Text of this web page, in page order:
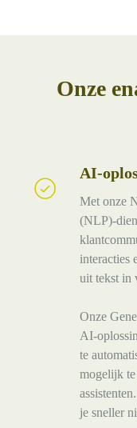
Onze
AI-
Met onze
(NLP)-
interacties
uit tekst in
Onze
AI-
te
mogelijk
je sneller
oplossingen